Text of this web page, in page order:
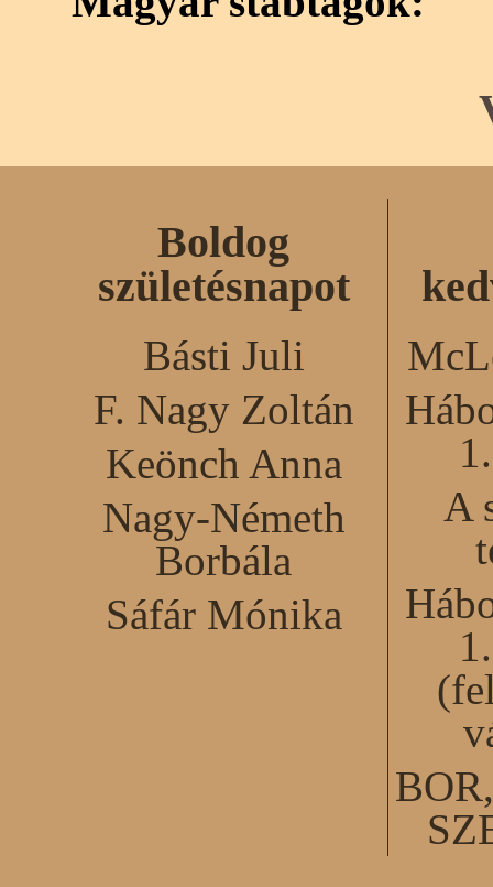
Boldog
születésnapot
Básti Juli
F. Nagy Zoltán
Keönch Anna
Nagy-Németh
Borbála
Sáfár Mónika
A